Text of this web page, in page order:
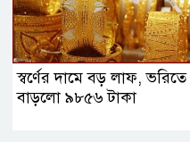
স্বর্ণের দামে বড় লাফ, ভরিতে
বাড়লো ৯৮৫৬ টাকা